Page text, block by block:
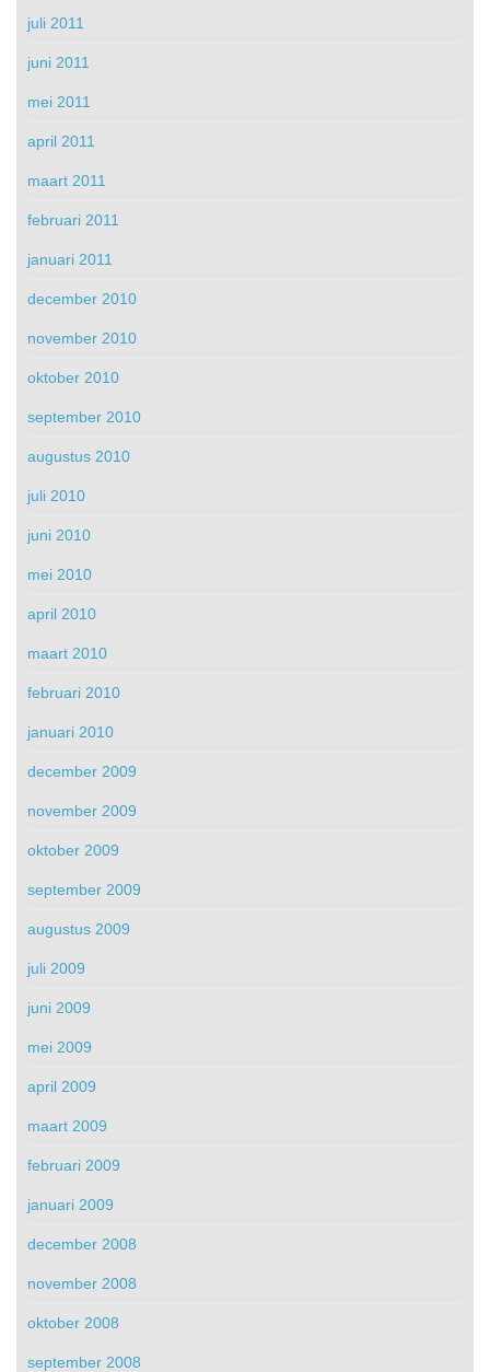
juli 2011
juni 2011
mei 2011
april 2011
maart 2011
februari 2011
januari 2011
december 2010
november 2010
oktober 2010
september 2010
augustus 2010
juli 2010
juni 2010
mei 2010
april 2010
maart 2010
februari 2010
januari 2010
december 2009
november 2009
oktober 2009
september 2009
augustus 2009
juli 2009
juni 2009
mei 2009
april 2009
maart 2009
februari 2009
januari 2009
december 2008
november 2008
oktober 2008
september 2008